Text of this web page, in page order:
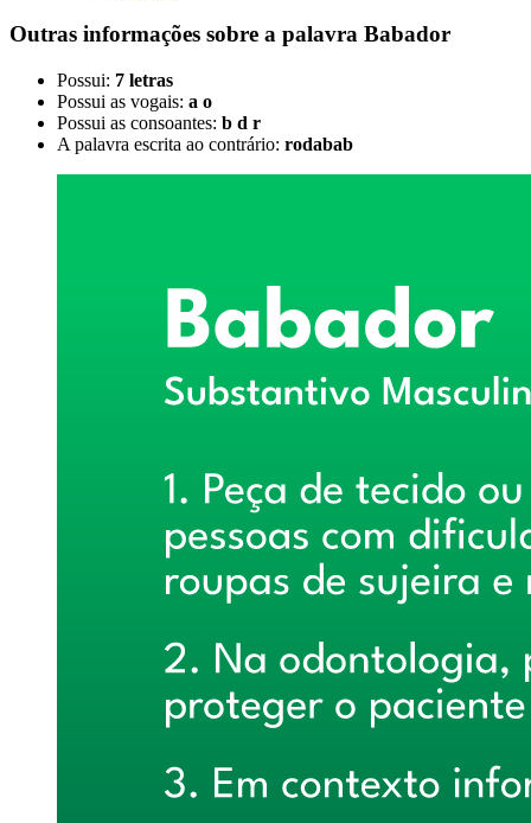
Outras informações sobre a palavra Babador
Possui: 7 letras
Possui as vogais: a o
Possui as consoantes: b d r
A palavra escrita ao contrário: rodabab